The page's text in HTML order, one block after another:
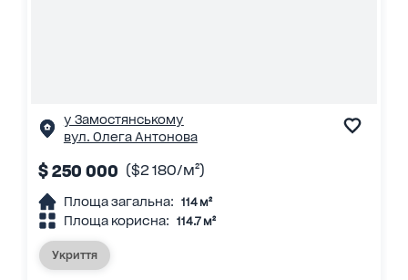
у Замостянському
вул. Олега Антонова
$ 250 000 ($2 180/м²)
Площа загальна: 114 м²
Площа корисна: 114.7 м²
Укриття